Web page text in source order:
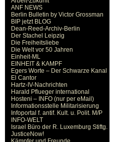
ANF NEWS
Berlin Bulletin by Victor Grossman
BIP jetzt BLOG
Dean-Reed-Archiv-Berlin
Der Stachel Leipzig
Die Freiheitsliebe
Die Welt vor 50 Jahren
Einheit-ML
EINHEIT & KAMPF
Egers Worte – Der Schwarze Kanal
El Cantor
Hartz-IV-Nachrichten
Harald Pflueger international
Hosteni – INFO (nur per eMail)
Informationsstelle Militarisierung
Infoportal f. antif. Kult. u. Polit. M/P
INFO-WELT
Israel Büro der R. Luxemburg Stiftg.
JusticeNow!